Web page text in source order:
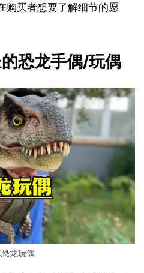
购买者想要了解细节的愿
恐龙手偶/玩偶
龙玩偶